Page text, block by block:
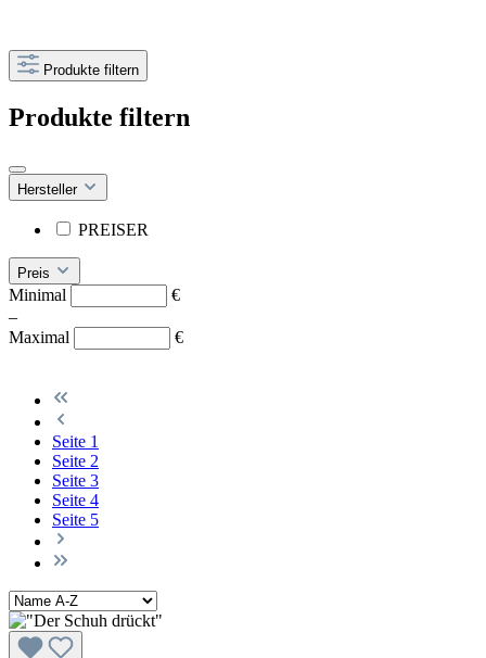
Produkte filtern
Produkte filtern
Hersteller
PREISER
Preis
Minimal
€
–
Maximal
€
Seite 1
Seite 2
Seite 3
Seite 4
Seite 5